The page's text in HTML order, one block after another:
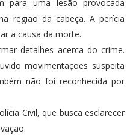
para uma lesão provocada
região da cabeça. A perícia
a causa da morte.
detalhes acerca do crime.
movimentações suspeita
não foi reconhecida por
Civil, que busca esclarecer